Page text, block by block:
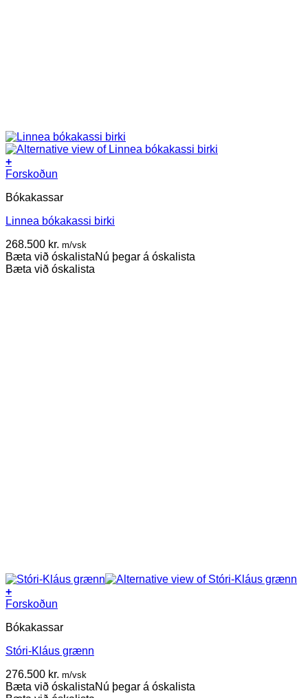
+
Forskoðun
Bókakassar
Linnea bókakassi birki
268.500 kr. m/vsk
Bæta við óskalistaNú þegar á óskalista
Bæta við óskalista
+
Forskoðun
Bókakassar
Stóri-Kláus grænn
276.500 kr. m/vsk
Bæta við óskalistaNú þegar á óskalista